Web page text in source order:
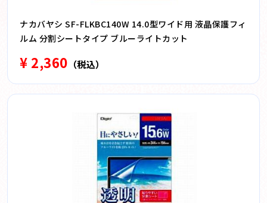
ナカバヤシ SF-FLKBC140W 14.0型ワイド用 液晶保護フィ
ルム 分割シートタイプ ブルーライトカット
¥ 2,360 （税込）